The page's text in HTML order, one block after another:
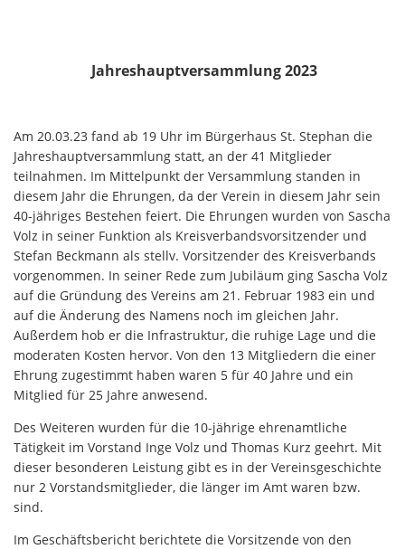
Jahreshauptversammlung 2023
Am 20.03.23 fand ab 19 Uhr im Bürgerhaus St. Stephan die
Jahreshauptversammlung statt, an der 41 Mitglieder
teilnahmen. Im Mittelpunkt der Versammlung standen in
diesem Jahr die Ehrungen, da der Verein in diesem Jahr sein
40-jähriges Bestehen feiert. Die Ehrungen wurden von Sascha
Volz in seiner Funktion als Kreisverbandsvorsitzender und
Stefan Beckmann als stellv. Vorsitzender des Kreisverbands
vorgenommen. In seiner Rede zum Jubiläum ging Sascha Volz
auf die Gründung des Vereins am 21. Februar 1983 ein und
auf die Änderung des Namens noch im gleichen Jahr.
Außerdem hob er die Infrastruktur, die ruhige Lage und die
moderaten Kosten hervor. Von den 13 Mitgliedern die einer
Ehrung zugestimmt haben waren 5 für 40 Jahre und ein
Mitglied für 25 Jahre anwesend.
Des Weiteren wurden für die 10-jährige ehrenamtliche
Tätigkeit im Vorstand Inge Volz und Thomas Kurz geehrt. Mit
dieser besonderen Leistung gibt es in der Vereinsgeschichte
nur 2 Vorstandsmitglieder, die länger im Amt waren bzw.
sind.
Im Geschäftsbericht berichtete die Vorsitzende von den